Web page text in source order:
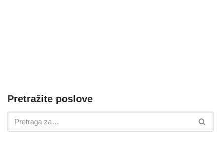
Pretražite poslove